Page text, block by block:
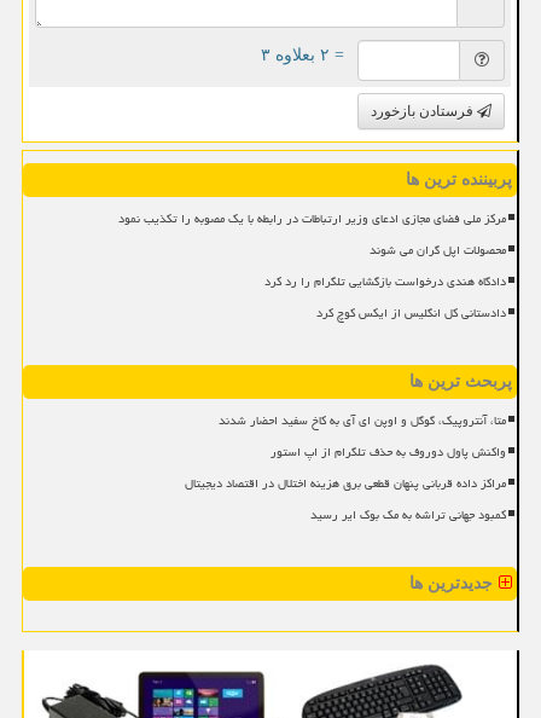
= ۲ بعلاوه ۳
فرستادن بازخورد
پربیننده ترین ها
مرکز ملی فضای مجازی ادعای وزیر ارتباطات در رابطه با یک مصوبه را تکذیب نمود
محصولات اپل گران می شوند
دادگاه هندی درخواست بازگشایی تلگرام را رد کرد
دادستانی کل انگلیس از ایکس کوچ کرد
پربحث ترین ها
متا، آنتروپیک، گوگل و اوپن ای آی به کاخ سفید احضار شدند
واکنش پاول دوروف به حذف تلگرام از اپ استور
مراکز داده قربانی پنهان قطعی برق هزینه اختلال در اقتصاد دیجیتال
کمبود جهانی تراشه به مک بوک ایر رسید
جدیدترین ها